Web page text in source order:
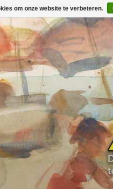
om onze website te verbeteren.